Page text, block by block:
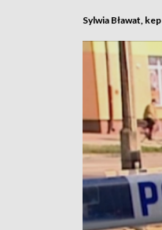
Sylwia Bławat, kep